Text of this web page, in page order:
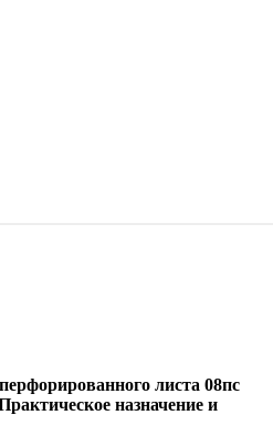
листа 08пс
назначение и